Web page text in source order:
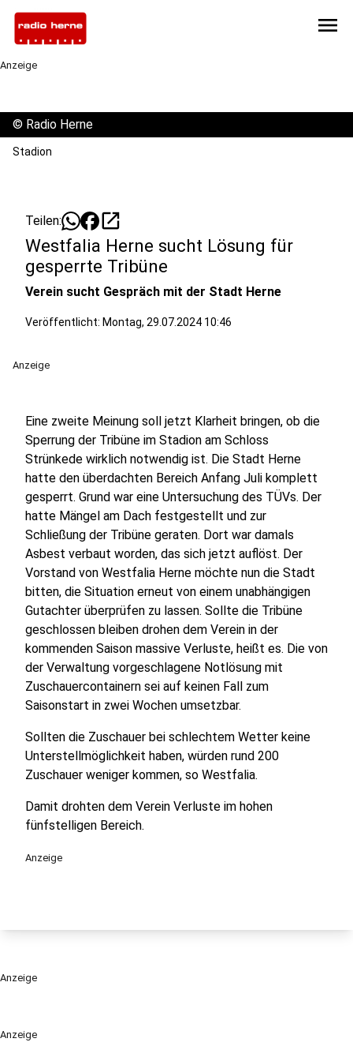
menu
Anzeige
Anzeige
© Radio Herne
Stadion
Teilen: open_in_new
Westfalia Herne sucht Lösung für
gesperrte Tribüne
Verein sucht Gespräch mit der Stadt Herne
Veröffentlicht: Montag, 29.07.2024 10:46
Anzeige
Eine zweite Meinung soll jetzt Klarheit bringen, ob die
Sperrung der Tribüne im Stadion am Schloss
Strünkede wirklich notwendig ist. Die Stadt Herne
hatte den überdachten Bereich Anfang Juli komplett
gesperrt. Grund war eine Untersuchung des TÜVs. Der
hatte Mängel am Dach festgestellt und zur
Schließung der Tribüne geraten. Dort war damals
Asbest verbaut worden, das sich jetzt auflöst. Der
Vorstand von Westfalia Herne möchte nun die Stadt
bitten, die Situation erneut von einem unabhängigen
Gutachter überprüfen zu lassen. Sollte die Tribüne
geschlossen bleiben drohen dem Verein in der
kommenden Saison massive Verluste, heißt es. Die von
der Verwaltung vorgeschlagene Notlösung mit
Zuschauercontainern sei auf keinen Fall zum
Saisonstart in zwei Wochen umsetzbar.
Sollten die Zuschauer bei schlechtem Wetter keine
Unterstellmöglichkeit haben, würden rund 200
Zuschauer weniger kommen, so Westfalia.
Damit drohten dem Verein Verluste im hohen
fünfstelligen Bereich.
Anzeige
Anzeige